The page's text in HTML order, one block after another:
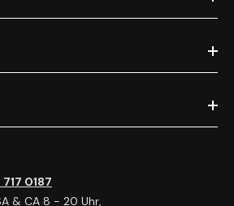
717 0187
& CA 8 - 20 Uhr,